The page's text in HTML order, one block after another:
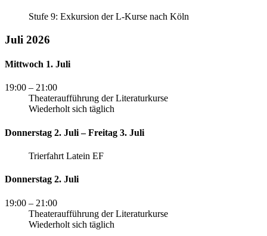
Stufe 9: Exkursion der L-Kurse nach Köln
Juli 2026
Mittwoch 1. Juli
19:00 – 21:00
Theateraufführung der Literaturkurse
Wiederholt sich täglich
Donnerstag 2. Juli – Freitag 3. Juli
Trierfahrt Latein EF
Donnerstag 2. Juli
19:00 – 21:00
Theateraufführung der Literaturkurse
Wiederholt sich täglich